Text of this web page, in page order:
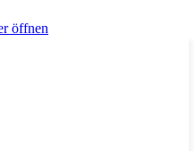
öffnen